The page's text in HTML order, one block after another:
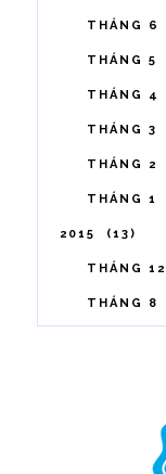
THÁNG 6
THÁNG 5
THÁNG 4
THÁNG 3
THÁNG 2
THÁNG 1
2015 13
THÁNG 12
THÁNG 8